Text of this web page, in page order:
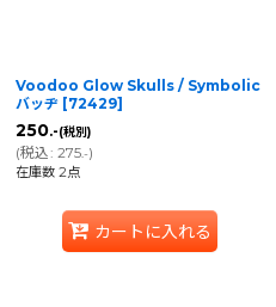
Voodoo Glow Skulls / Symbolic
バッヂ [72429]
250.-(税別)
(税込: 275.-)
在庫数 2点
カートに入れる